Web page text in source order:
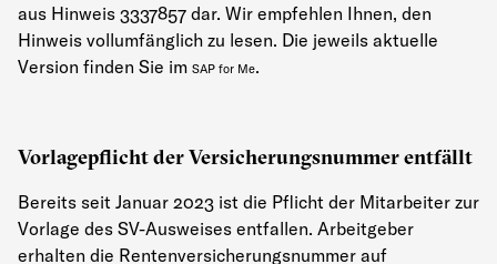
aus Hinweis 3337857 dar. Wir empfehlen Ihnen, den
Hinweis vollumfänglich zu lesen. Die jeweils aktuelle
Version finden Sie im SAP for Me.
Vorlagepflicht der Versicherungsnummer entfällt
Bereits seit Januar 2023 ist die Pflicht der Mitarbeiter zur
Vorlage des SV-Ausweises entfallen. Arbeitgeber
erhalten die Rentenversicherungsnummer auf